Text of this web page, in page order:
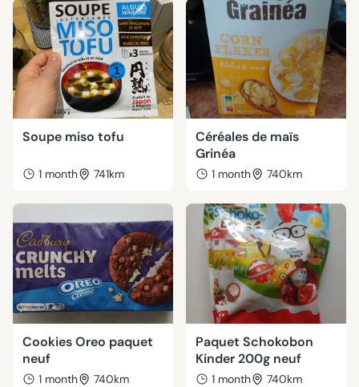
Soupe miso tofu
1 month 741km
Céréales de maïs
Grinéa
1 month 740km
Cookies Oreo paquet
neuf
1 month 740km
Paquet Schokobon
Kinder 200g neuf
1 month 740km